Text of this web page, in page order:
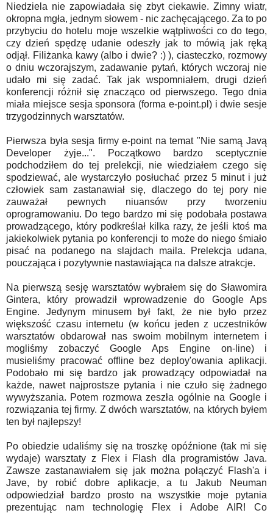
Niedziela nie zapowiadała się zbyt ciekawie. Zimny wiatr,
okropna mgła, jednym słowem - nic zachęcającego. Za to po
przybyciu do hotelu moje wszelkie wątpliwości co do tego,
czy dzień spędzę udanie odeszły jak to mówią jak ręką
odjął. Filiżanka kawy (albo i dwie? :) ), ciasteczko, rozmowy
o dniu wczorajszym, zadawanie pytań, których wczoraj nie
udało mi się zadać. Tak jak wspomniałem, drugi dzień
konferencji różnił się znacząco od pierwszego. Tego dnia
miała miejsce sesja sponsora (forma e-point.pl) i dwie sesje
trzygodzinnych warsztatów.
Pierwsza była sesja firmy e-point na temat "Nie samą Javą
Developer żyje...". Początkowo bardzo sceptycznie
podchodziłem do tej prelekcji, nie wiedziałem czego się
spodziewać, ale wystarczyło posłuchać przez 5 minut i już
człowiek sam zastanawiał się, dlaczego do tej pory nie
zauważał pewnych niuansów przy tworzeniu
oprogramowaniu. Do tego bardzo mi się podobała postawa
prowadzącego, który podkreślał kilka razy, że jeśli ktoś ma
jakiekolwiek pytania po konferencji to może do niego śmiało
pisać na podanego na slajdach maila. Prelekcja udana,
pouczająca i pozytywnie nastawiająca na dalsze atrakcje.
Na pierwszą sesję warsztatów wybrałem się do Sławomira
Gintera, który prowadził wprowadzenie do Google Aps
Engine. Jedynym minusem był fakt, że nie było przez
większość czasu internetu (w końcu jeden z uczestników
warsztatów obdarował nas swoim mobilnym internetem i
mogliśmy zobaczyć Google Aps Engine on-line) i
musieliśmy pracować offline bez deploy'owania aplikacji.
Podobało mi się bardzo jak prowadzący odpowiadał na
każde, nawet najprostsze pytania i nie czuło się żadnego
wywyższania. Potem rozmowa zeszła ogólnie na Google i
rozwiązania tej firmy. Z dwóch warsztatów, na których byłem
ten był najlepszy!
Po obiedzie udaliśmy się na troszkę opóźnione (tak mi się
wydaje) warsztaty z Flex i Flash dla programistów Java.
Zawsze zastanawiałem się jak można połączyć Flash'a i
Jave, by robić dobre aplikacje, a tu Jakub Neuman
odpowiedział bardzo prosto na wszystkie moje pytania
prezentując nam technologię Flex i Adobe AIR! Co